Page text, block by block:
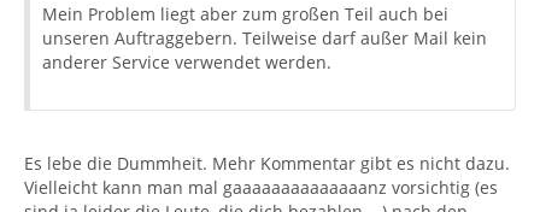
Mein Problem liegt aber zum großen Teil auch bei
unseren Auftraggebern. Teilweise darf außer Mail kein
anderer Service verwendet werden.
Es lebe die Dummheit. Mehr Kommentar gibt es nicht dazu.
Vielleicht kann man mal gaaaaaaaaaaaaaanz vorsichtig (es